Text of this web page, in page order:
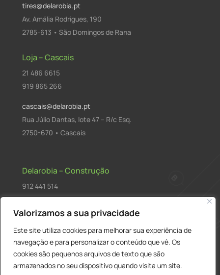
Valorizamos a sua privacidade
Este site utiliza cookies para melhorar sua experiência de
navegação e para personalizar o conteúdo que vê. Os
cookies são pequenos arquivos de texto que são
armazenados no seu dispositivo quando visita um site.
tires@delarobia.pt
Av. Amália Rodrigues, 190
2785-613 • São Domingos de Rana
Loja – Cascais
21 486 6615
919 865 266
cascais@delarobia.pt
Rua Júlio Dantas, lote 47 – R/c Esq.
2750-670 • Cascais
Delarobia – Construção
912 441 514
R. António Andrade, 1171
2820-287 • Charneca de Caparica
Products
search PESQUISAR